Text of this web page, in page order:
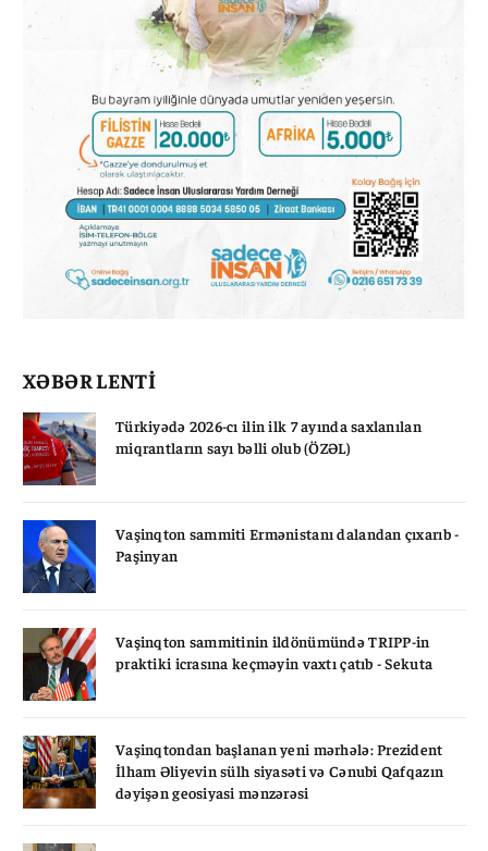
XƏBƏR LENTİ
Türkiyədə 2026-cı ilin ilk 7 ayında saxlanılan
miqrantların sayı bəlli olub (ÖZƏL)
Vaşinqton sammiti Ermənistanı dalandan çıxarıb -
Paşinyan
Vaşinqton sammitinin ildönümündə TRIPP-in
praktiki icrasına keçməyin vaxtı çatıb - Sekuta
Vaşinqtondan başlanan yeni mərhələ: Prezident
İlham Əliyevin sülh siyasəti və Cənubi Qafqazın
dəyişən geosiyasi mənzərəsi